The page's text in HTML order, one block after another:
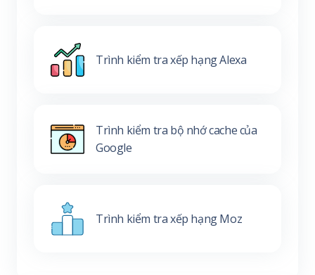
Trình kiểm tra xếp hạng Alexa
Trình kiểm tra bộ nhớ cache của
Google
Trình kiểm tra xếp hạng Moz